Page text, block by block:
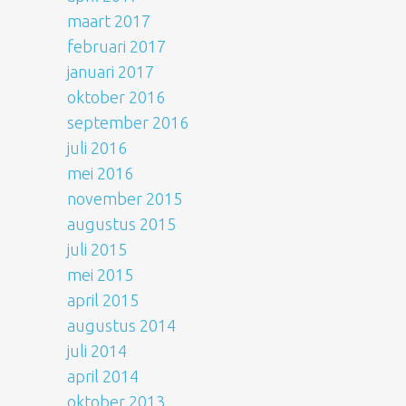
maart 2017
februari 2017
januari 2017
oktober 2016
september 2016
juli 2016
mei 2016
november 2015
augustus 2015
juli 2015
mei 2015
april 2015
augustus 2014
juli 2014
april 2014
oktober 2013